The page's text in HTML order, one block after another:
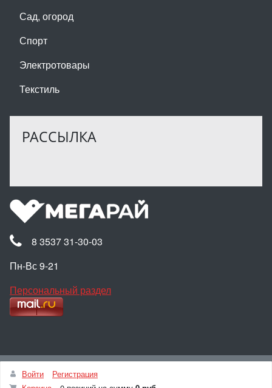
Сад, огород
Спорт
Электротовары
Текстиль
РАССЫЛКА
8 3537 31-30-03
Пн-Вс 9-21
Персональный раздел
© Интернет-магазин МЕГАРАЙ, 2025
Войти
Регистрация